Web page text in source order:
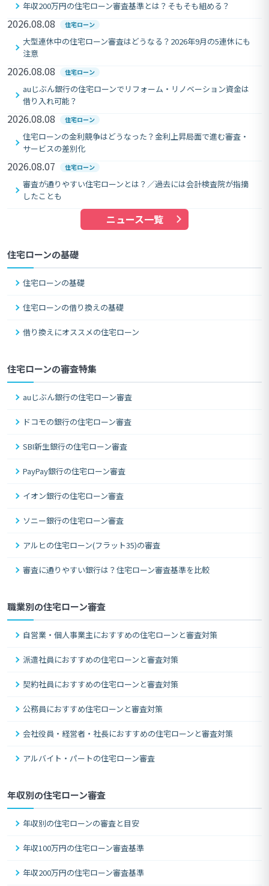
年収200万円の住宅ローン審査基準とは？そもそも組める？
2026.08.08 住宅ローン
大型連休中の住宅ローン審査はどうなる？2026年9月の5連休にも
注意
2026.08.08 住宅ローン
auじぶん銀行の住宅ローンでリフォーム・リノベーション資金は
借り入れ可能？
2026.08.08 住宅ローン
住宅ローンの金利競争はどうなった？金利上昇局面で進む審査・
サービスの差別化
2026.08.07 住宅ローン
審査が通りやすい住宅ローンとは？／過去には会計検査院が指摘
したことも
ニュース一覧
住宅ローンの基礎
住宅ローンの基礎
住宅ローンの借り換えの基礎
借り換えにオススメの住宅ローン
住宅ローンの審査特集
auじぶん銀行の住宅ローン審査
ドコモの銀行の住宅ローン審査
SBI新生銀行の住宅ローン審査
PayPay銀行の住宅ローン審査
イオン銀行の住宅ローン審査
ソニー銀行の住宅ローン審査
アルヒの住宅ローン(フラット35)の審査
審査に通りやすい銀行は？住宅ローン審査基準を比較
職業別の住宅ローン審査
自営業・個人事業主におすすめの住宅ローンと審査対策
派遣社員におすすめの住宅ローンと審査対策
契約社員におすすめの住宅ローンと審査対策
公務員におすすめ住宅ローンと審査対策
会社役員・経営者・社長におすすめの住宅ローンと審査対策
アルバイト・パートの住宅ローン審査
年収別の住宅ローン審査
年収別の住宅ローンの審査と目安
年収100万円の住宅ローン審査基準
年収200万円の住宅ローン審査基準